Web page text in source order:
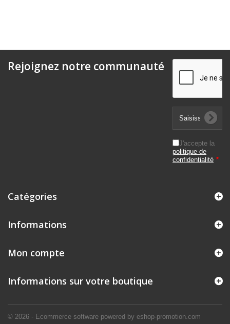
Rejoignez notre communauté
J'accepte la
politique de
confidentialité *
Catégories
Informations
© 2026 - Ecommerce software powered by eshop-promotion.com
Mon compte
Informations sur votre boutique